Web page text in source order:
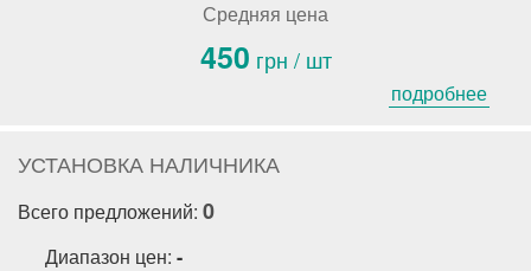
Средняя цена
450 грн / шт
подробнее
УСТАНОВКА НАЛИЧНИКА
Всего предложений: 0
Диапазон цен: -